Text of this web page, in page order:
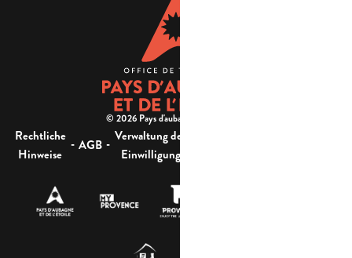
© 2026 Pays d'aubagne et de l'étoile -
Rechtliche
Hinweise
- AGB - Verwaltung der
Einwilligung